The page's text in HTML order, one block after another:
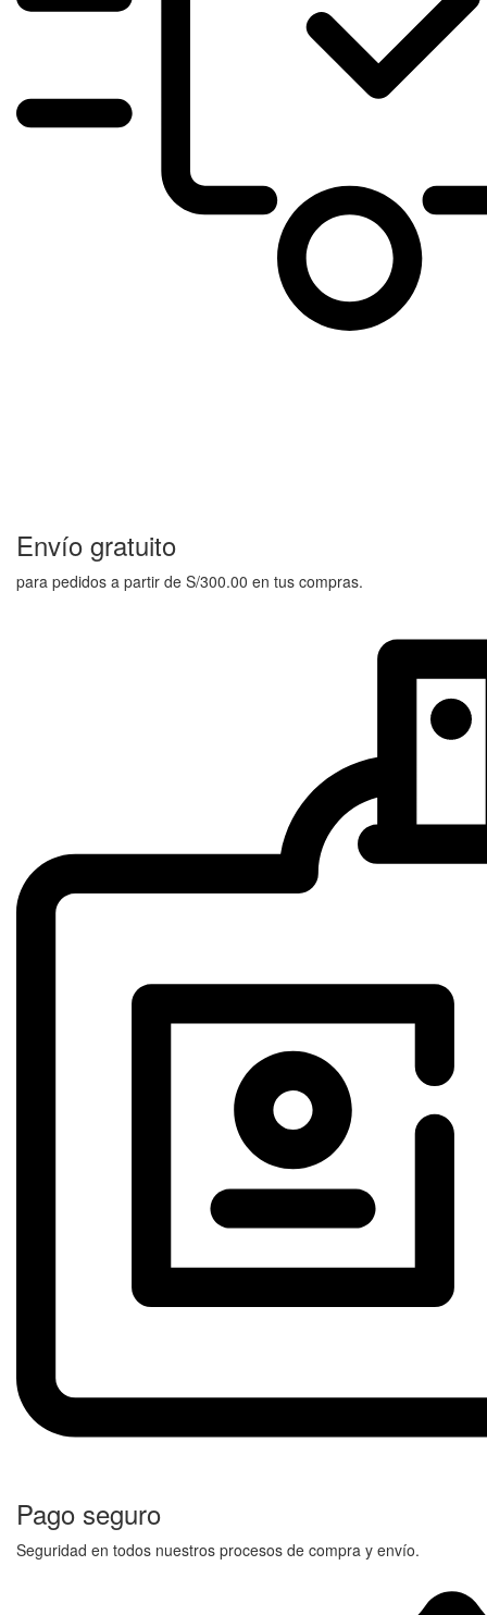
Envío gratuito
para pedidos a partir de S/300.00 en tus compras.
Pago seguro
Seguridad en todos nuestros procesos de compra y envío.